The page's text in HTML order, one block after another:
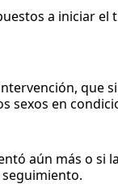
a iniciar el
que
sexos en
aún más o si